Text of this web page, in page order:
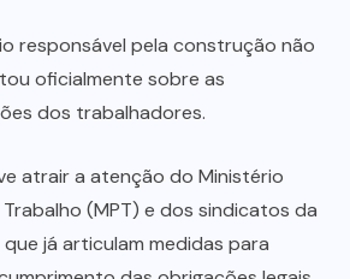
responsável pela construção não
oficialmente sobre as
dos trabalhadores.
atrair a atenção do Ministério
(MPT) e dos sindicatos da
já articulam medidas para